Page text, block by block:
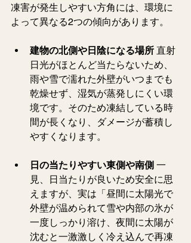
凍害が発生しやすい方角には、環境に
よって異なる2つの傾向があります。
建物の北側や日陰になる場所 直射
日光がほとんど当たらないため、
雨や雪で濡れた外壁がいつまでも
乾燥せず、湿気が蒸発しにくい環
境です。そのため凍結している時
間が長くなり、ダメージが蓄積し
やすくなります。
日の当たりやすい東側や南側 一
見、日当たりが良いため安全に思
えますが、実は「昼間に太陽光で
外壁が温められて雪や内部の氷が
一度しっかり溶け、夜間に太陽が
沈むと一激激しく冷え込んで再凍